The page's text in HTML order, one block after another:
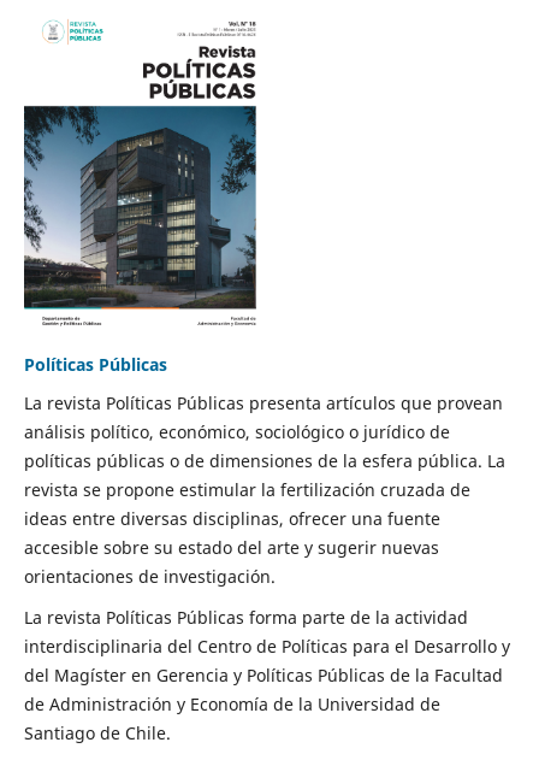
Políticas Públicas
La revista Políticas Públicas presenta artículos que provean
análisis político, económico, sociológico o jurídico de
políticas públicas o de dimensiones de la esfera pública. La
revista se propone estimular la fertilización cruzada de
ideas entre diversas disciplinas, ofrecer una fuente
accesible sobre su estado del arte y sugerir nuevas
orientaciones de investigación.
La revista Políticas Públicas forma parte de la actividad
interdisciplinaria del Centro de Políticas para el Desarrollo y
del Magíster en Gerencia y Políticas Públicas de la Facultad
de Administración y Economía de la Universidad de
Santiago de Chile.